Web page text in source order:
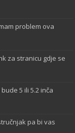
problem ova
za stranicu gdje se
5 ili 5.2 inča
pa bi vas